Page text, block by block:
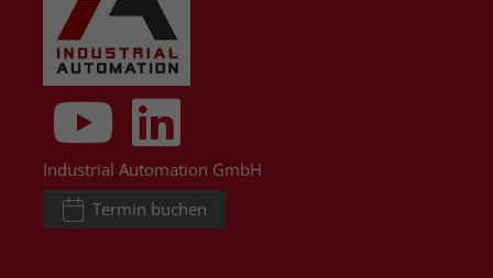
Industrial Automation GmbH
Termin buchen